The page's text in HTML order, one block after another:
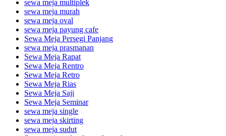
sewa meja multiplek
sewa meja murah
sewa meja oval
sewa meja payung cafe
Sewa Meja Persegi Panjang
sewa meja prasmanan
Sewa Meja Rapat
Sewa Meja Rentro
Sewa Meja Retro
Sewa Meja Rias
Sewa Meja Saji
Sewa Meja Seminar
sewa meja single
sewa meja skirting
sewa meja sudut